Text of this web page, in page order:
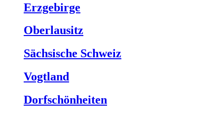
Erzgebirge
Oberlausitz
Sächsische Schweiz
Vogtland
Dorfschönheiten